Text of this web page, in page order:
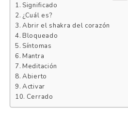
Significado
¿Cuál es?
Abrir el shakra del corazón
Bloqueado
Síntomas
Mantra
Meditación
Abierto
Activar
Cerrado